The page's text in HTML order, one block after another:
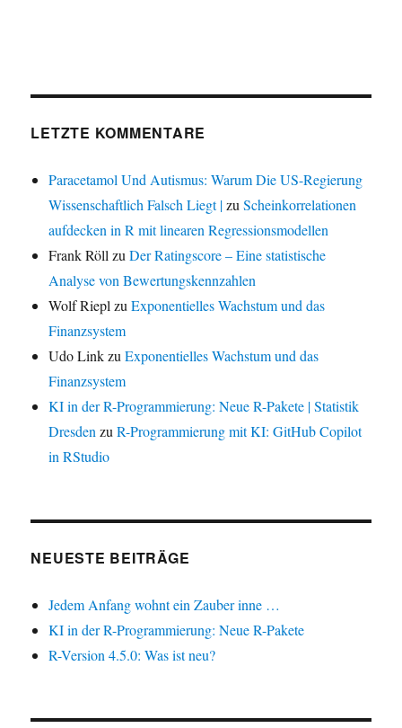
LETZTE KOMMENTARE
Paracetamol Und Autismus: Warum Die US-Regierung
Wissenschaftlich Falsch Liegt |zuScheinkorrelationen
aufdecken in R mit linearen Regressionsmodellen
Frank Röll zuDer Ratingscore – Eine statistische
Analyse von Bewertungskennzahlen
Wolf Riepl zuExponentielles Wachstum und das
Finanzsystem
Udo LinkzuExponentielles Wachstum und das
Finanzsystem
KI in der R-Programmierung: Neue R-Pakete | Statistik
Dresden zuR-Programmierung mit KI: GitHub Copilot
in RStudio
NEUESTE BEITRÄGE
Jedem Anfang wohnt ein Zauber inne …
KI in der R-Programmierung: Neue R-Pakete
R-Version 4.5.0: Was ist neu?